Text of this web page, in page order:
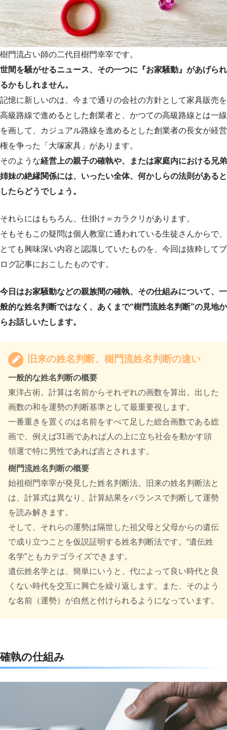
樹門流占い師の二代目樹門幸宰です。
世間を騒がせるニュース、その一つに『お家騒動』があげられ
るかもしれません。
記憶に新しいのは、今まで通りの会社の方針として家具販売を
高級路線で進めるとした創業者と、かつての高級路線とは一線
を画して、カジュアル路線を進めるとした創業者の長女が経営
権を争った「大塚家具」があります。
そのような経営上の親子の確執や、または家庭内における兄弟
姉妹の絶縁関係には、いったい全体、何かしらの法則があると
したらどうでしょう。
それらにはもちろん、仕掛け＝カラクリがあります。
そもそもこの疑問は個人教室に通われている生徒さんからで、
とても興味深い内容と認識していたものを、今回は抜粋してブ
ログ記事におこしたものです。
今日はお家騒動などの親族間の確執、その仕組みについて、一
般的な姓名判断ではなく、あくまで“樹門流姓名判断”の見地か
らお話しいたします。
旧来の姓名判断、樹門流姓名判断の違い
一般的な姓名判断の概要
東洋占術。計算は名前からそれぞれの画数を算出。出した
画数の和を運勢の判断基準として最重要視します。
一番重きを置くのは名前をすべて足した総合画数である総
画で、例えば31画であれば人の上に立ち社会を動かす頭
領運で特に男性であれば吉とされます。
樹門流姓名判断の概要
始祖樹門幸宰が発見した姓名判断法。旧来の姓名判断法と
は、計算式は異なり、計算結果をバランスで判断して運勢
を読み解きます。
そして、それらの運勢は隔世した祖父母と父母からの遺伝
で成り立つことを仮説証明する姓名判断法です。“遺伝姓
名学”ともカテゴライズできます。
遺伝姓名学とは、簡単にいうと、代によって良い時代と良
くない時代を交互に興亡を繰り返します。また、そのよう
な名前（運勢）が自然と付けられるようになっています。
確執の仕組み